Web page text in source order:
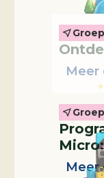
Meer
Leskist
Meer